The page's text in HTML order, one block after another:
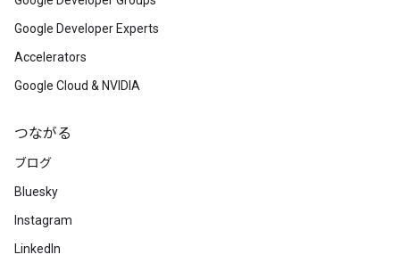
Google Developer Experts
Accelerators
Google Cloud & NVIDIA
つながる
ブログ
Bluesky
Instagram
LinkedIn